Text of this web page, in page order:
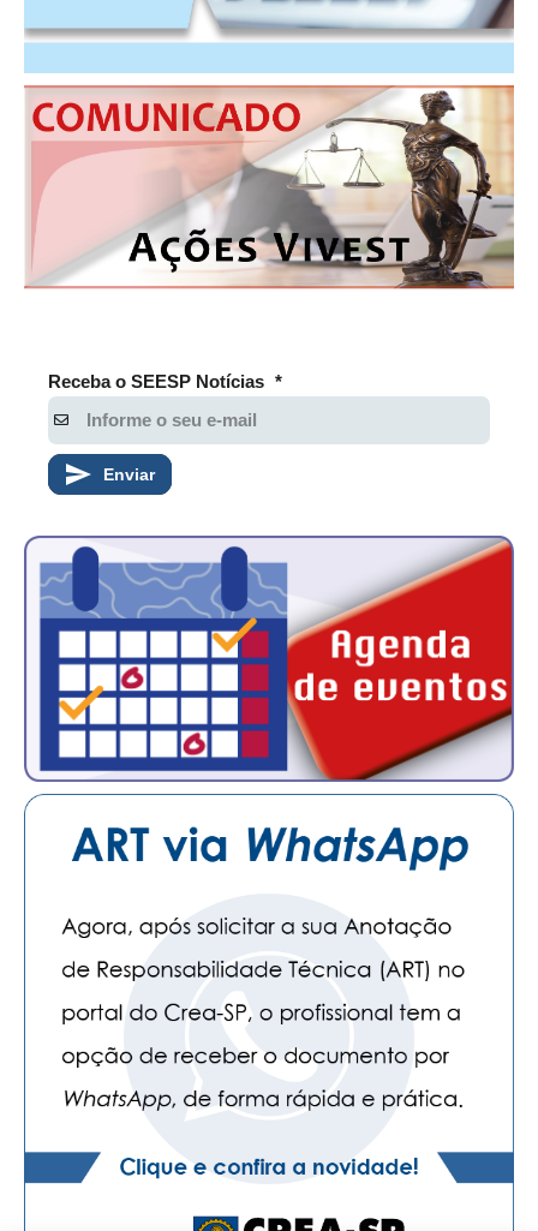
LEI 5.194/1966 – REGULAMENTAÇÃO DA PROFISSÃO
LEI 6.496/1977 – ART
RES 1.002/2002 – CÓDIGO DE ÉTICA
HOMOLOGAÇÕES
OPORTUNIDADES
APRESENTAÇÃO
EMPREGO E ESTÁGIO
CARREIRA
AUTÔNOMOS E SERVIÇOS
GUIA DAS ENGENHARIAS
ENGENHEIRO EMPREENDEDOR
PLATAFORMAS GRATUITAS
SEESPPREV
Receba o SEESP Notícias *
Enviar